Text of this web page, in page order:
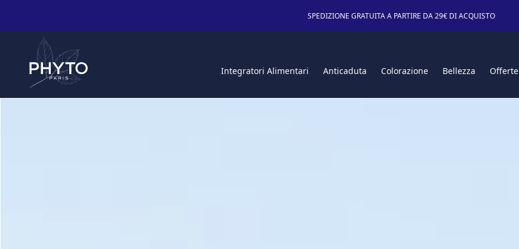
SPEDIZIONE GRATUITA A PARTIRE DA 29€ DI ACQUISTO
Integratori Alimentari Anticaduta Colorazione Bellezza Offerte